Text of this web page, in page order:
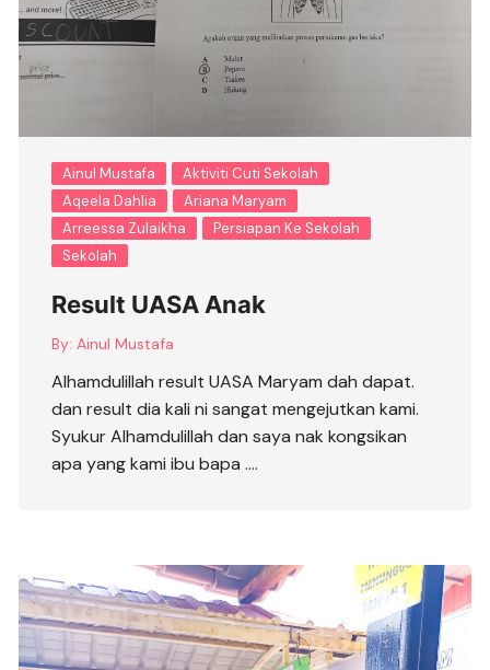
Ainul Mustafa
Aktiviti Cuti Sekolah
Aqeela Dahlia
Ariana Maryam
Arreessa Zulaikha
Persiapan Ke Sekolah
Sekolah
Result UASA Anak
By: Ainul Mustafa
Alhamdulillah result UASA Maryam dah dapat.
dan result dia kali ni sangat mengejutkan kami.
Syukur Alhamdulillah dan saya nak kongsikan
apa yang kami ibu bapa ….